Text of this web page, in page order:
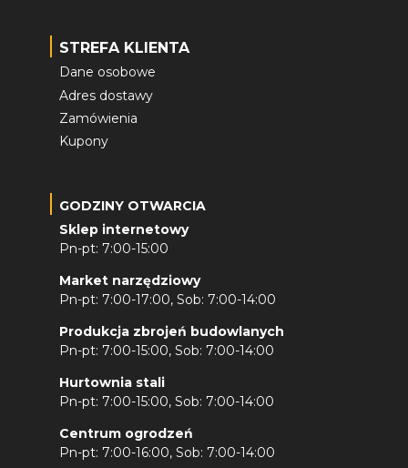
STREFA KLIENTA
Dane osobowe
Adres dostawy
Zamówienia
Kupony
GODZINY OTWARCIA
Sklep internetowy
Pn-pt: 7:00-15:00
Market narzędziowy
Pn-pt: 7:00-17:00, Sob: 7:00-14:00
Produkcja zbrojeń budowlanych
Pn-pt: 7:00-15:00, Sob: 7:00-14:00
Hurtownia stali
Pn-pt: 7:00-15:00, Sob: 7:00-14:00
Centrum ogrodzeń
Pn-pt: 7:00-16:00, Sob: 7:00-14:00